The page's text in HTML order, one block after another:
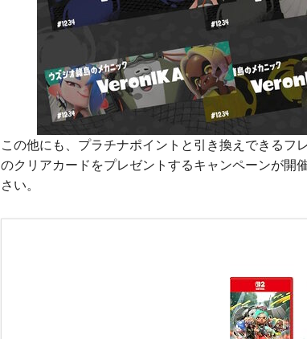
この他にも、プラチナポイントと引き換えできるフ
のクリアカードをプレゼントするキャンペーンが開
さい。